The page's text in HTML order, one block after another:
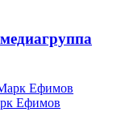
медиагруппа
Ефимов